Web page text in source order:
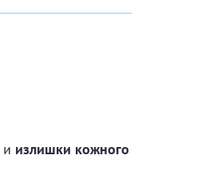
и излишки кожного